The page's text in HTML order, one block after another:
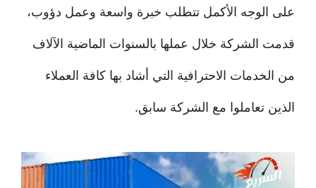
على الوجه الأكمل تتطلب خبرة واسعة وعمل دؤوب،
قدمت الشركة خلال عملها بالسنوات الماضية الآلاف
من الخدمات الاحترافية التي أشاد بها كافة العملاء
الذين تعاملوا مع الشركة سابق.